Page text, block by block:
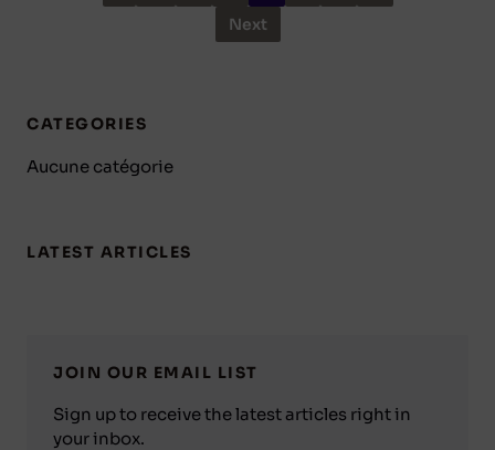
Next
CATEGORIES
Aucune catégorie
LATEST ARTICLES
JOIN OUR EMAIL LIST
Sign up to receive the latest articles right in
your inbox.